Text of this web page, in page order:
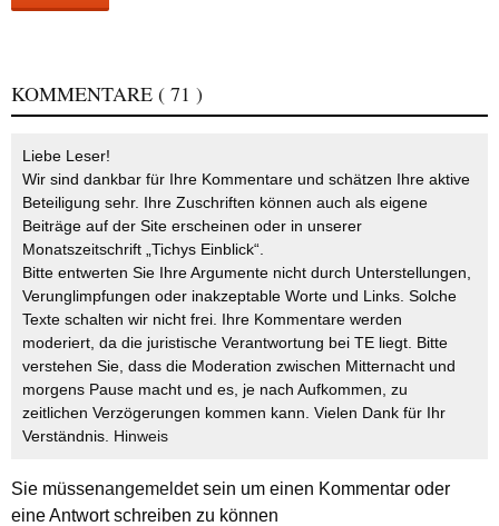
KOMMENTARE ( 71 )
Liebe Leser!
Wir sind dankbar für Ihre Kommentare und schätzen Ihre aktive
Beteiligung sehr. Ihre Zuschriften können auch als eigene
Beiträge auf der Site erscheinen oder in unserer
Monatszeitschrift „Tichys Einblick“.
Bitte entwerten Sie Ihre Argumente nicht durch Unterstellungen,
Verunglimpfungen oder inakzeptable Worte und Links. Solche
Texte schalten wir nicht frei. Ihre Kommentare werden
moderiert, da die juristische Verantwortung bei TE liegt. Bitte
verstehen Sie, dass die Moderation zwischen Mitternacht und
morgens Pause macht und es, je nach Aufkommen, zu
zeitlichen Verzögerungen kommen kann. Vielen Dank für Ihr
Verständnis. Hinweis
Sie müssenangemeldetsein um einen Kommentar oder
eine Antwort schreiben zu können